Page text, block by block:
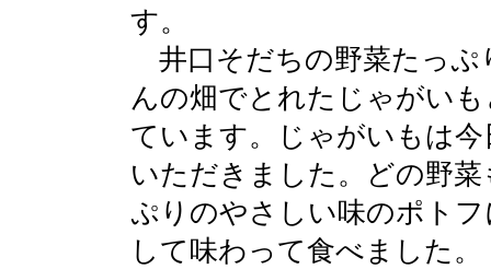
す。
井口そだちの野菜たっぷ
んの畑でとれたじゃがい
ています。じゃがいもは
いただきました。どの野
ぷりのやさしい味のポト
して味わって食べました。